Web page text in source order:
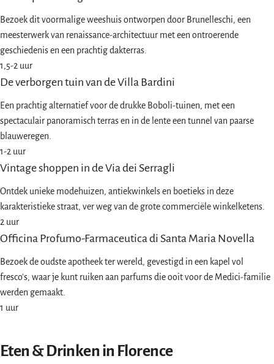
Bezoek dit voormalige weeshuis ontworpen door Brunelleschi, een
meesterwerk van renaissance-architectuur met een ontroerende
geschiedenis en een prachtig dakterras.
1,5-2 uur
De verborgen tuin van de Villa Bardini
Een prachtig alternatief voor de drukke Boboli-tuinen, met een
spectaculair panoramisch terras en in de lente een tunnel van paarse
blauweregen.
1-2 uur
Vintage shoppen in de Via dei Serragli
Ontdek unieke modehuizen, antiekwinkels en boetieks in deze
karakteristieke straat, ver weg van de grote commerciële winkelketens.
2 uur
Officina Profumo-Farmaceutica di Santa Maria Novella
Bezoek de oudste apotheek ter wereld, gevestigd in een kapel vol
fresco's, waar je kunt ruiken aan parfums die ooit voor de Medici-familie
werden gemaakt.
1 uur
Eten & Drinken in Florence